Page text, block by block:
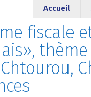
Accueil
fiscale